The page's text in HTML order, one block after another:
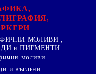
МОЛИВИ ,
и ПИГМЕНТИ
моливи
и въглени